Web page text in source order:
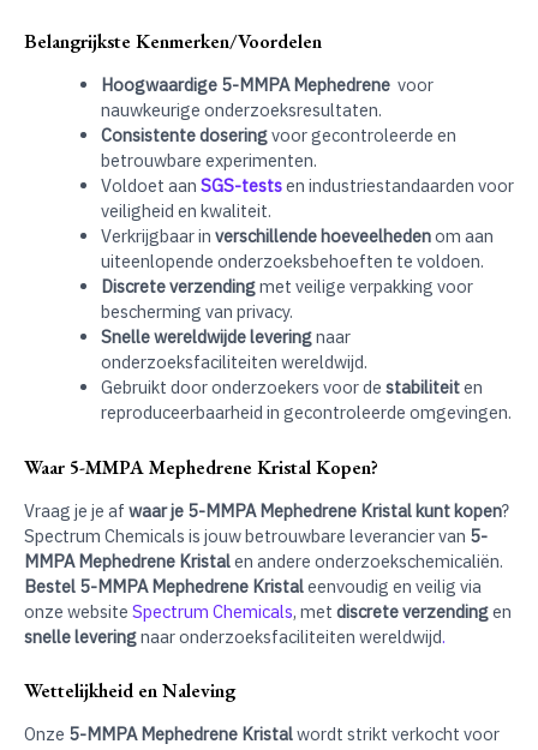
Belangrijkste Kenmerken/Voordelen
Hoogwaardige 5-MMPA Mephedrene voor
nauwkeurige onderzoeksresultaten.
Consistente doseringvoor gecontroleerde en
betrouwbare experimenten.
Voldoet aan SGS-testsen industriestandaarden voor
veiligheid en kwaliteit.
Verkrijgbaar in verschillende hoeveelhedenom aan
uiteenlopende onderzoeksbehoeften te voldoen.
Discrete verzendingmet veilige verpakking voor
bescherming van privacy.
Snelle wereldwijde leveringnaar
onderzoeksfaciliteiten wereldwijd.
Gebruikt door onderzoekers voor de stabiliteiten
reproduceerbaarheid in gecontroleerde omgevingen.
Waar 5-MMPA Mephedrene Kristal Kopen?
Vraag je je af waar je 5-MMPA Mephedrene Kristal kunt kopen?
Spectrum Chemicals is jouw betrouwbare leverancier van 5-
MMPA Mephedrene Kristalen andere onderzoekschemicaliën.
Bestel 5-MMPA Mephedrene Kristaleenvoudig en veilig via
onze website Spectrum Chemicals, met discrete verzendingen
snelle leveringnaar onderzoeksfaciliteiten wereldwijd.
Wettelijkheid en Naleving
Onze 5-MMPA Mephedrene Kristalwordt strikt verkocht voor